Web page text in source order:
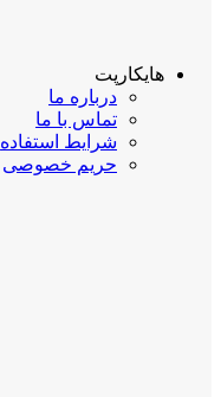
هایکارپت
درباره ما
تماس با ما
شرایط استفاده
حریم خصوصی